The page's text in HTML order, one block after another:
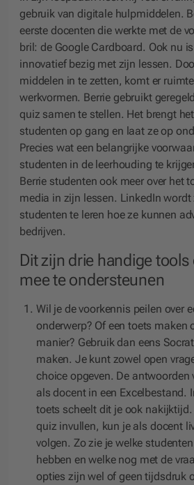
gebruik van digitale hulpmiddelen.
eerste docenten die werkte met de
bril: de Google Cardboard. Ook nu
innovatief bezig met zijn lessen.
middelen in te zetten, komt er
werkvormen. Berrie gebruikt
quiz samen te stellen. Het brengt
studenten op gang en laat ze op
Precies wat een belangrijke
studenten in de leerhouding te
Berrie studenten ook meer over het
media in zijn lessen. LinkedIn
studenten te leren hoe ze kunnen
bedrijven.
Dit zijn drie handige tools
mee te ondersteunen
Wil je de voorkennis peilen over
onderwerp? Of een toets maken
manier? Gebruik dan eens
maken. Je kunt zowel open
choice opgeven. De antwoorden
als docent in een Excelbestand.
toets scheelt dit je ook
quiz invullen, kun je als docent
volgen. Zo zie je welke
hebben en welke nog met de
opties zijn wel of geen tijdsdruk